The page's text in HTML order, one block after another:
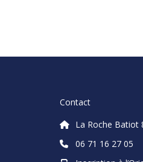
Contact
La Roche Batiot
06 71 16 27 05